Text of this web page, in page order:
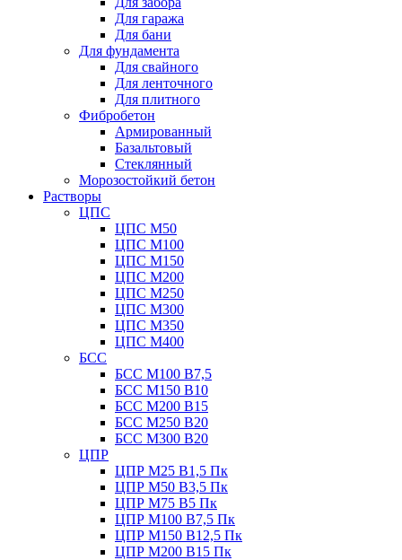
Для гаража
Для бани
Для фундамента
Для свайного
Для ленточного
Для плитного
Фибробетон
Армированный
Базальтовый
Стеклянный
Морозостойкий бетон
Растворы
ЦПС
ЦПС М50
ЦПС М100
ЦПС М150
ЦПС М200
ЦПС М250
ЦПС М300
ЦПС М350
ЦПС М400
БСС
БСС М100 B7,5
БСС М150 B10
БСС М200 B15
БСС М250 B20
БСС М300 B20
ЦПР
ЦПР М25 B1,5 Пк
ЦПР М50 B3,5 Пк
ЦПР М75 B5 Пк
ЦПР М100 B7,5 Пк
ЦПР М150 B12,5 Пк
ЦПР М200 B15 Пк